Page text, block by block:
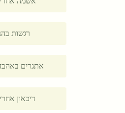
רגשות
אתגרים
דיכאון